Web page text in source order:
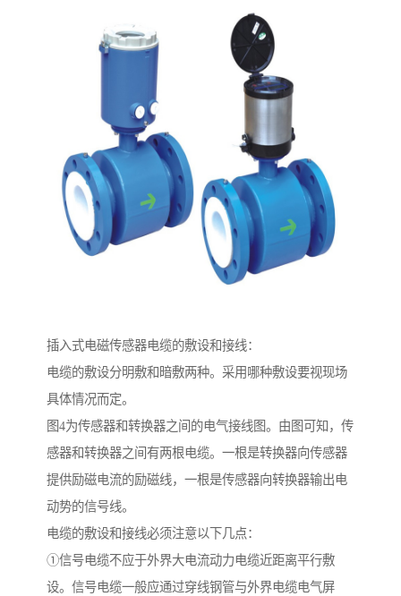
插入式电磁传感器电缆的敷设和接线：
电缆的敷设分明敷和暗敷两种。采用哪种敷设要视现场
具体情况而定。
图4为传感器和转换器之间的电气接线图。由图可知，传
感器和转换器之间有两根电缆。一根是转换器向传感器
提供励磁电流的励磁线，一根是传感器向转换器输出电
动势的信号线。
电缆的敷设和接线必须注意以下几点：
①信号电缆不应于外界大电流动力电缆近距离平行敷
设。信号电缆一般应通过穿线钢管与外界电缆电气屏